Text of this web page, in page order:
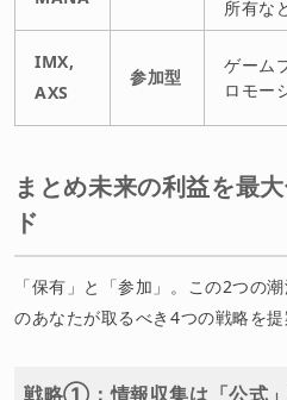
所有な
IMX,
AXS
参加型
ゲーム
ロモー
まとめ未来の利益を最
ド
「保有」と「参加」。この2つの
のあなたが取るべき4つの戦略を提
戦略①：情報収集は「公式」